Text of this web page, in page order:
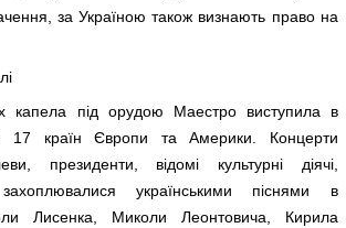
за Україною також визнають право на
капела під орудою Маестро виступила в
17 країн Європи та Америки. Концерти
президенти, відомі культурні діячі,
українськими піснями в
Лисенка, Миколи Леонтовича, Кирила